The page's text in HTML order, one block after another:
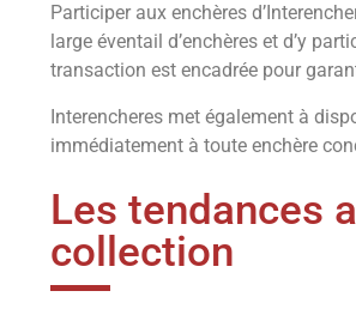
Participer aux enchères
large éventail d’enchères et d’y
transaction est encadrée pour
Interencheres met également à
immédiatement à toute enchère
Les tendances
collection